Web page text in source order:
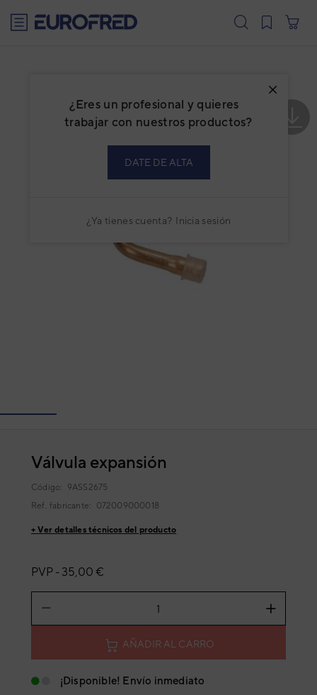
¿Eres un profesional y quieres
trabajar con nuestros productos?
DATE DE ALTA
¿Ya tienes cuenta? Inicia sesión
Válvula expansión
Código: 9ASS2675
Ref. fabricante: 072009000018
+ Ver detalles técnicos del producto
PVP - 35,00 €
AÑADIR AL CARRO
¡Disponible! Envío inmediato